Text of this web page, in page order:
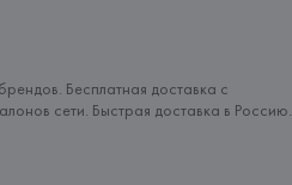
Бесплатная доставка с
сети. Быстрая доставка в Россию.